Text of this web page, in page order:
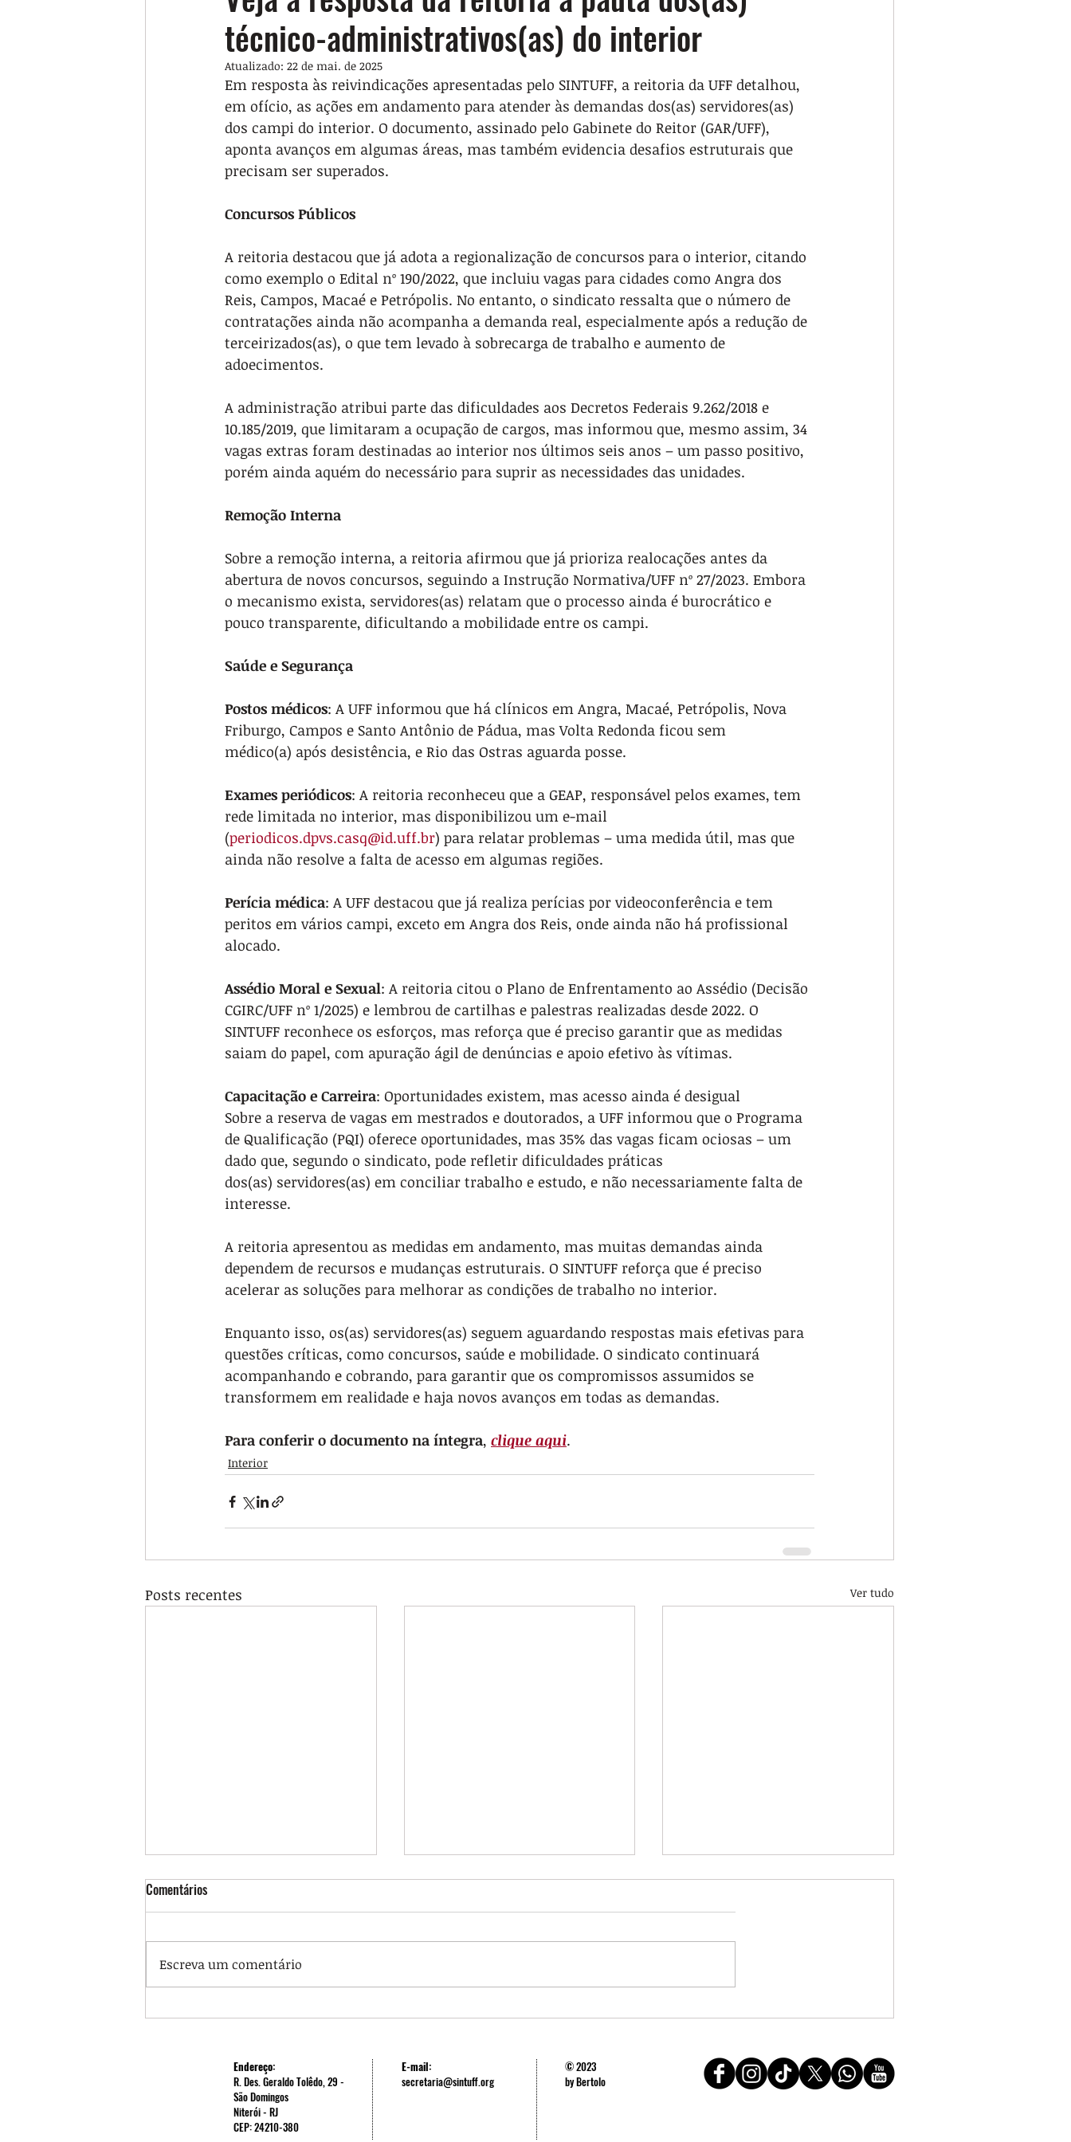
técnico-administrativos(as) do interior
Atualizado: 22 de mai. de 2025
Em resposta às reivindicações apresentadas pelo SINTUFF, a reitoria da UFF detalhou,
em ofício, as ações em andamento para atender às demandas dos(as) servidores(as)
dos campi do interior. O documento, assinado pelo Gabinete do Reitor (GAR/UFF),
aponta avanços em algumas áreas, mas também evidencia desafios estruturais que
precisam ser superados.
Concursos Públicos
A reitoria destacou que já adota a regionalização de concursos para o interior, citando
como exemplo o Edital nº 190/2022, que incluiu vagas para cidades como Angra dos
Reis, Campos, Macaé e Petrópolis. No entanto, o sindicato ressalta que o número de
contratações ainda não acompanha a demanda real, especialmente após a redução de
terceirizados(as), o que tem levado à sobrecarga de trabalho e aumento de
adoecimentos.
A administração atribui parte das dificuldades aos Decretos Federais 9.262/2018 e
10.185/2019, que limitaram a ocupação de cargos, mas informou que, mesmo assim, 34
vagas extras foram destinadas ao interior nos últimos seis anos – um passo positivo,
porém ainda aquém do necessário para suprir as necessidades das unidades.
Remoção Interna
Sobre a remoção interna, a reitoria afirmou que já prioriza realocações antes da
abertura de novos concursos, seguindo a Instrução Normativa/UFF nº 27/2023. Embora
o mecanismo exista, servidores(as) relatam que o processo ainda é burocrático e
pouco transparente, dificultando a mobilidade entre os campi.
Saúde e Segurança
Postos médicos: A UFF informou que há clínicos em Angra, Macaé, Petrópolis, Nova
Friburgo, Campos e Santo Antônio de Pádua, mas Volta Redonda ficou sem
médico(a) após desistência, e Rio das Ostras aguarda posse.
Exames periódicos: A reitoria reconheceu que a GEAP, responsável pelos exames, tem
rede limitada no interior, mas disponibilizou um e-mail
(periodicos.dpvs.casq@id.uff.br) para relatar problemas – uma medida útil, mas que
ainda não resolve a falta de acesso em algumas regiões.
Perícia médica: A UFF destacou que já realiza perícias por videoconferência e tem
peritos em vários campi, exceto em Angra dos Reis, onde ainda não há profissional
alocado.
Assédio Moral e Sexual: A reitoria citou o Plano de Enfrentamento ao Assédio (Decisão
CGIRC/UFF nº 1/2025) e lembrou de cartilhas e palestras realizadas desde 2022. O
SINTUFF reconhece os esforços, mas reforça que é preciso garantir que as medidas
saiam do papel, com apuração ágil de denúncias e apoio efetivo às vítimas.
Capacitação e Carreira: Oportunidades existem, mas acesso ainda é desigual
Sobre a reserva de vagas em mestrados e doutorados, a UFF informou que o Programa
de Qualificação (PQI) oferece oportunidades, mas 35% das vagas ficam ociosas – um
dado que, segundo o sindicato, pode refletir dificuldades práticas
dos(as) servidores(as) em conciliar trabalho e estudo, e não necessariamente falta de
interesse.
A reitoria apresentou as medidas em andamento, mas muitas demandas ainda
dependem de recursos e mudanças estruturais. O SINTUFF reforça que é preciso
acelerar as soluções para melhorar as condições de trabalho no interior.
Enquanto isso, os(as) servidores(as) seguem aguardando respostas mais efetivas para
questões críticas, como concursos, saúde e mobilidade. O sindicato continuará
acompanhando e cobrando, para garantir que os compromissos assumidos se
transformem em realidade e haja novos avanços em todas as demandas.
Para conferir o documento na íntegra, clique aqui.
Interior
Posts recentes Ver tudo
SINTUFF fortalece a mobilização
IV Encontro do Interior debate
Reunião do Interior apresenta
Comentários
Escreva um comentário
Endereço:
R. Des. Geraldo Tolêdo, 29 -
São Domingos
Niterói - RJ
CEP: 24210-380
E-mail:
secretaria@sintuff.org
© 2023
by Bertolo